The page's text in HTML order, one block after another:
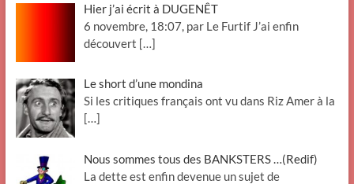
Hier j’ai écrit à DUGENÊT
6 novembre, 18:07, par Le Furtif J’ai enfin
découvert […]
Le short d’une mondina
Si les critiques français ont vu dans Riz Amer à la
[…]
Nous sommes tous des BANKSTERS …(Redif)
La dette est enfin devenue un sujet de